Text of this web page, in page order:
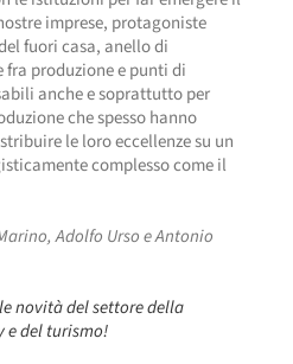
imprese, protagoniste
fuori casa, anello di
produzione e punti di
anche e soprattutto per
che spesso hanno
le loro eccellenze su un
complesso come il
Adolfo Urso e Antonio
novità del settore della
e del turismo!